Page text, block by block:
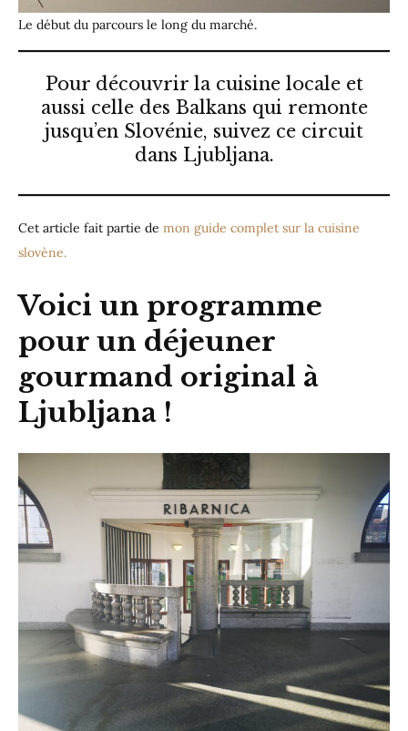
Le début du parcours le long du marché.
Pour découvrir la cuisine locale et
aussi celle des Balkans qui remonte
jusqu’en Slovénie, suivez ce circuit
dans Ljubljana.
Cet article fait partie de mon guide complet sur la cuisine
slovène.
Voici un programme
pour un déjeuner
gourmand original à
Ljubljana !